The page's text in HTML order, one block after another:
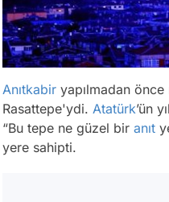
Anıtkabir yapılmadan önce
Rasattepe'ydi. Atatürk’ün
“Bu tepe ne güzel bir anıt
yere sahipti.